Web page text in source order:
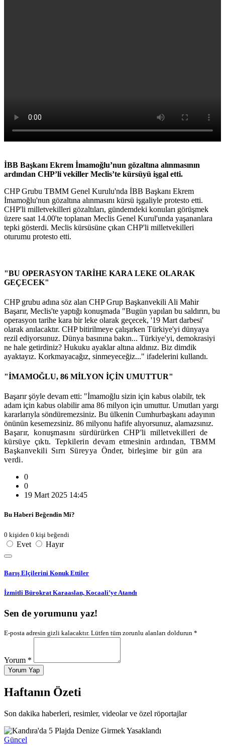
İBB Başkanı Ekrem İmamoğlu’nun gözaltına alınmasının
ardından CHP’li vekiller Meclis’te kürsüyü işgal etti.
CHP Grubu TBMM Genel Kurulu'nda İBB Başkanı Ekrem
İmamoğlu'nun gözaltına alınmasını kürsü işgaliyle protesto etti.
CHP'li milletvekilleri gözaltıları, gündemdeki konuları görüşmek
üzere saat 14.00'te toplanan Meclis Genel Kurul'unda yaşananlara
tepki gösterdi. Meclis kürsüsüne çıkan CHP'li milletvekilleri
oturumu protesto etti.
"BU OPERASYON TARİHE KARA LEKE OLARAK
GEÇECEK"
CHP grubu adına söz alan CHP Grup Başkanvekili Ali Mahir
Başarır, Meclis'te yaptığı konuşmada "Bugün yapılan bu saldırırı, bu
operasyon tarihe kara bir leke olarak geçecek, '19 Mart darbesi'
olarak anılacaktır. CHP bitirilmeye çalışırken Türkiye'yi dünyaya
rezil ediyorsunuz. Dünya basınına bakın... Türkiye'yi, demokrasiyi
ne hale getirdiniz? Hukuku ayaklar altına aldınız. Biz dimdik
ayaktayız. Korkmayacağız, sinmeyeceğiz..." ifadelerini kullandı.
"İMAMOĞLU, 86 MİLYON İÇİN UMUTTUR"
Başarır şöyle devam etti: "İmamoğlu sizin için kabus olabilr, tek
adam için kabus olabilir ama 86 milyon için umuttur. Umutları yargı
kararlarıyla söndüremezsiniz. Bu ülkenin Cumhurbaşkanı adayının
önünün kesemezsiniz. 86 milyonu hafife alıyorsunuz, alamazsınız.
Başarır, konuşmasını sürdürürken CHP'li milletvekilleri de
kürsüye çıktı. Tepkilerin devam etmesinin ardından, TBMM
Başkanvekili Sırrı Süreyya Önder, birleşime bir gün ara
verdi.
0
0
19 Mart 2025 14:45
Bu Haberi Beğendin Mi?
0 kişiden 0 kişi beğendi
Evet Hayır
Barış Elçilerini Konuk Ettiler
İzmitli Bürokrat Karaaslan, Kocaali’ye Atandı
Sen de yorumunu yaz!
E-posta adresin gizli kalacaktır. Lütfen tüm zorunlu alanları doldurun *
Yorum *
Yorum Yap
Haftanın Özeti
Son dakika haberleri, resimler, videolar ve özel röportajlar
Güncel